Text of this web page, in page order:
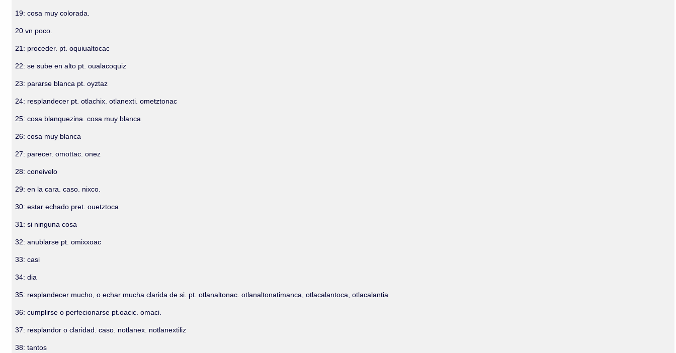
19: cosa muy colorada.
20 vn poco.
21: proceder. pt. oquiualtocac
22: se sube en alto pt. oualacoquiz
23: pararse blanca pt. oyztaz
24: resplandecer pt. otlachix. otlanexti. ometztonac
25: cosa blanquezina. cosa muy blanca
26: cosa muy blanca
27: parecer. omottac. onez
28: coneivelo
29: en la cara. caso. nixco.
30: estar echado pret. ouetztoca
31: si ninguna cosa
32: anublarse pt. omixxoac
33: casi
34: dia
35: resplandecer mucho, o echar mucha clarida de si. pt. otlanaltonac. otlanaltonatimanca, otlacalantoca, otlacalantia
36: cumplirse o perfecionarse pt.oacic. omaci.
37: resplandor o claridad. caso. notlanex. notlanextiliz
38: tantos